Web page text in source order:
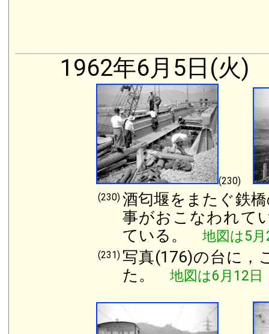
1962年6月5日(火)
(230)
(230) 酒匂堰をまたぐ鉄
事がおこなわれて
ている。 地図は5
(231) 写真(176)の台に，
た。 地図は6月12日